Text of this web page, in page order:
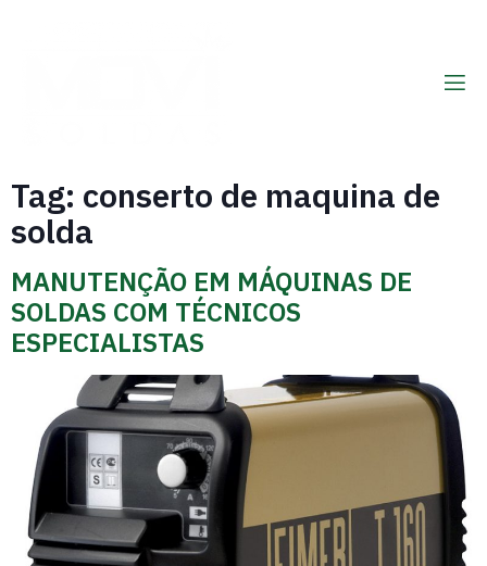
Tag: conserto de maquina de
solda
MANUTENÇÃO EM MÁQUINAS DE
SOLDAS COM TÉCNICOS
ESPECIALISTAS